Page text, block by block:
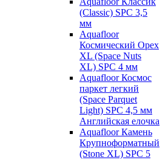
(Classic) SPC 3,5
мм
Aquafloor
Космический Орех
XL (Space Nuts
XL) SPC 4 мм
Aquafloor Космос
паркет легкий
(Space Parquet
Light) SPC 4,5 мм
Английская елочка
Aquafloor Камень
Крупноформатный
(Stone XL) SPC 5